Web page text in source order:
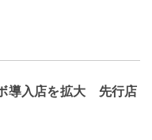
導入店を拡大 先行店